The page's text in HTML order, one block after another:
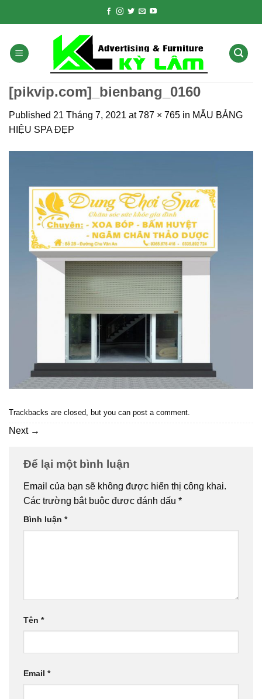
[pikvip.com]_bienbang_0160
Published 21 Tháng 7, 2021 at787 × 765 in MẪU BẢNG
HIỆU SPA ĐẸP
Trackbacks are closed, but you can post a comment
Next →
Để lại một bình luận
Email của bạn sẽ không được hiển thị công khai.
Các trường bắt buộc được đánh dấu *
Bình luận *
Tên *
Email *